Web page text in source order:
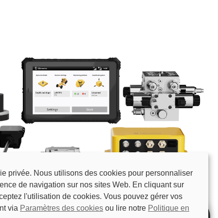
Spécifications NOUS CONTACTER
privée. Nous utilisons des cookies pour personnaliser
de navigation sur nos sites Web. En cliquant sur
l'utilisation de cookies. Vous pouvez gérer vos
via Paramètres des cookies ou lire notre Politique en